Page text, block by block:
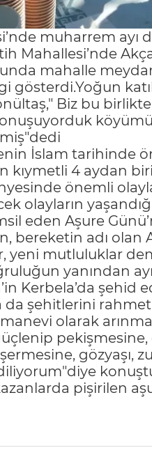
muharrem ayı
Mahallesi’nde
mahalle
gösterdi.Yoğun
Biz bu
İslam tarihinde
kıymetli 4 aydan
önemli
olayların
eden Aşure
bereketin adı olan
yeni mutluluklar
yanından
Kerbela’da şehid
da şehitlerini
olarak
gözyaşı,
pişirilen